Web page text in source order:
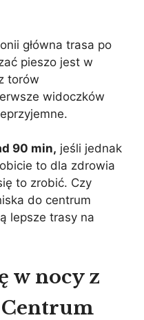
główna trasa po
pieszo jest w
torów
widoczków
90 min, jeśli jednak
to dla zdrowia
to zrobić. Czy
do centrum
lepsze trasy na
w nocy z